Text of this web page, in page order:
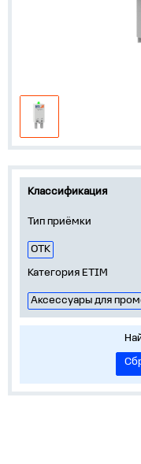
Классификация
Тип приёмки
ОТК
Категория ETIM
Аксессуары для